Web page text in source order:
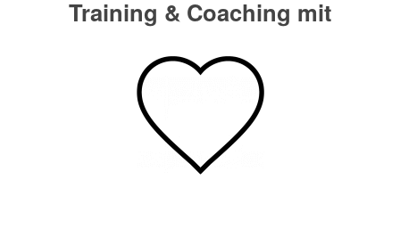
Training & Coaching mit